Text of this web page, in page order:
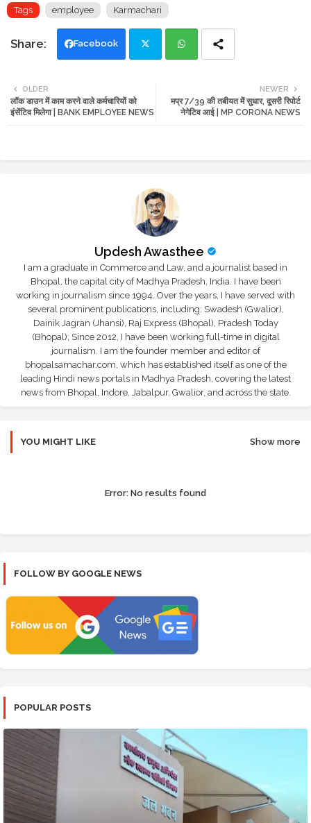
Tags employee Karmachari
Facebook
ats
NEWER
मप्र 7/39 की तबीयत में सुधार, दूसरी रिपोर्ट
नेगेटिव आई | MP CORONA NEWS
OLDER
लॉक डाउन में काम करने वाले कर्मचारियों को
इंसेंटिव मिलेगा | BANK EMPLOYEE NEWS
Updesh Awasthee
I am a graduate in Commerce and Law, and a journalist based in
Bhopal, the capital city of Madhya Pradesh, India. I have been
working in journalism since 1994. Over the years, I have served with
several prominent publications, including: Swadesh (Gwalior),
Dainik Jagran (Jhansi), Raj Express (Bhopal), Pradesh Today
(Bhopal); Since 2012, I have been working full-time in digital
journalism. I am the founder member and editor of
bhopalsamachar.com, which has established itself as one of the
leading Hindi news portals in Madhya Pradesh, covering the latest
news from Bhopal, Indore, Jabalpur, Gwalior, and across the state.
YOU MIGHT LIKE Show more
Error: No results found
FOLLOW BY GOOGLE NEWS
POPULAR POSTS